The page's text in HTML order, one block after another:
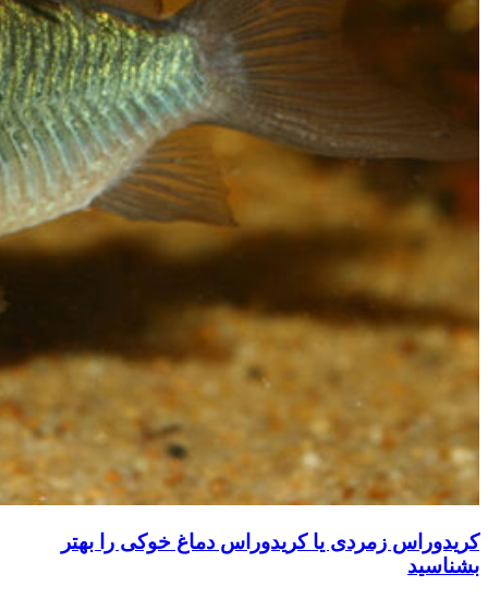
کریدوراس زمردی یا کریدوراس دماغ خوکی را بهتر
بشناسید